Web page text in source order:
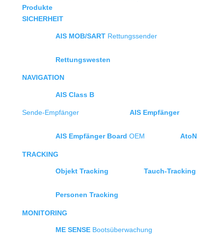
Produkte
SICHERHEIT
AIS MOB/SARTRettungssender
Rettungswesten
NAVIGATION
AIS Class B
Sende-Empfänger AIS Empfänger
AIS Empfänger Board OEM AtoN
TRACKING
Objekt Tracking Tauch-Tracking
Personen Tracking
MONITORING
ME SENSEBootsüberwachung